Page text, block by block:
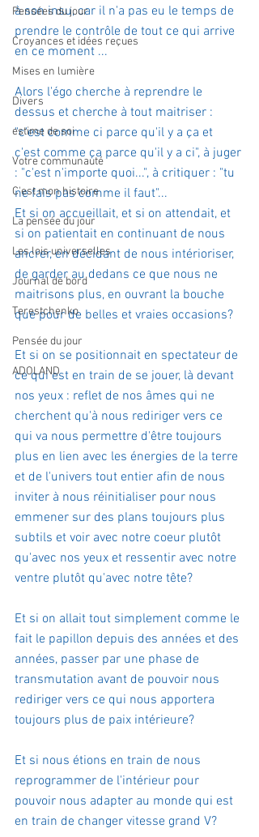
Pensées du jour
Croyances et idées reçues
Mises en lumière
Divers
estime de soi
Votre communauté
C'est mon histoire
La pensée du jour
Les lois universelles
Journal de bord
Terestchenko
Pensée du jour
ADOLAND
à son insu, car il n'a pas eu le temps de
prendre le contrôle de tout ce qui arrive
en ce moment ...
Alors l'égo cherche à reprendre le
dessus et cherche à tout maitriser :
"c'est comme ci parce qu'il y a ça et
c'est comme ça parce qu'il y a ci", à juger
: "c'est n'importe quoi...", à critiquer : "tu
ne fais pas comme il faut"...
Et si on accueillait, et si on attendait, et
si on patientait en continuant de nous
ancrer, en décidant de nous intérioriser,
de garder au dedans ce que nous ne
maitrisons plus, en ouvrant la bouche
que pour de belles et vraies occasions?
Et si on se positionnait en spectateur de
ce qui est en train de se jouer, là devant
nos yeux : reflet de nos âmes qui ne
cherchent qu'à nous rediriger vers ce
qui va nous permettre d'être toujours
plus en lien avec les énergies de la terre
et de l'univers tout entier afin de nous
inviter à nous réinitialiser pour nous
emmener sur des plans toujours plus
subtils et voir avec notre coeur plutôt
qu'avec nos yeux et ressentir avec notre
ventre plutôt qu'avec notre tête?
Et si on allait tout simplement comme le
fait le papillon depuis des années et des
années, passer par une phase de
transmutation avant de pouvoir nous
rediriger vers ce qui nous apportera
toujours plus de paix intérieure?
Et si nous étions en train de nous
reprogrammer de l'intérieur pour
pouvoir nous adapter au monde qui est
en train de changer vitesse grand V?